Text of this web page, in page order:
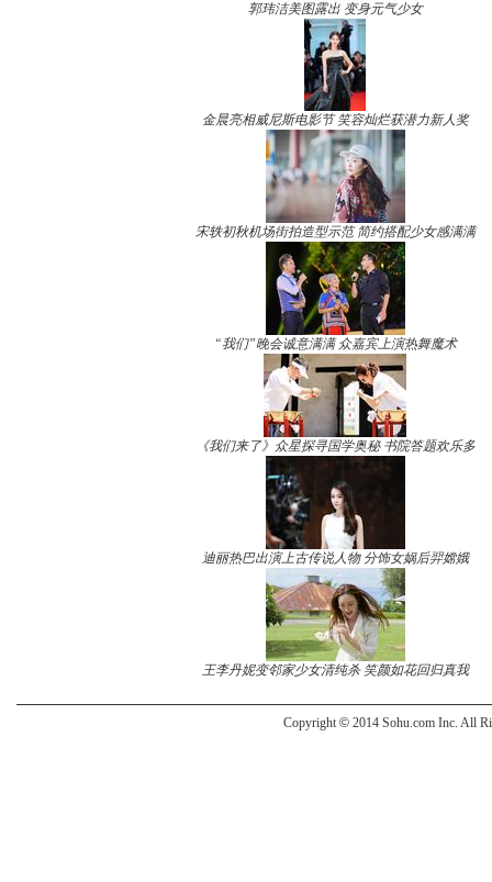
郭玮洁美图露出 变身元气少女
金晨亮相威尼斯电影节 笑容灿烂获潜力新人奖
宋轶初秋机场街拍造型示范 简约搭配少女感满满
“我们”晚会诚意满满 众嘉宾上演热舞魔术
《我们来了》众星探寻国学奥秘 书院答题欢乐多
迪丽热巴出演上古传说人物 分饰女娲后羿嫦娥
王李丹妮变邻家少女清纯杀 笑颜如花回归真我
Copyright © 2014 Sohu.com Inc. All